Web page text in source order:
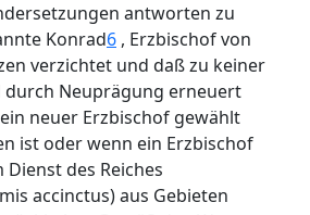
antworten zu
Konrad6 , Erzbischof von
verzichtet und daß zu keiner
durch Neuprägung erneuert
neuer Erzbischof gewählt
ist oder wenn ein Erzbischof
des Reiches
accinctus) aus Gebieten